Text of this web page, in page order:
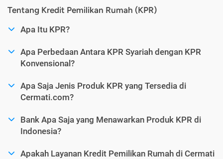
Tentang Kredit Pemilikan Rumah (KPR)
Apa Itu KPR?
Apa Perbedaan Antara KPR Syariah dengan KPR
Konvensional?
Apa Saja Jenis Produk KPR yang Tersedia di
Cermati.com?
Bank Apa Saja yang Menawarkan Produk KPR di
Indonesia?
Apakah Layanan Kredit Pemilikan Rumah di Cermati